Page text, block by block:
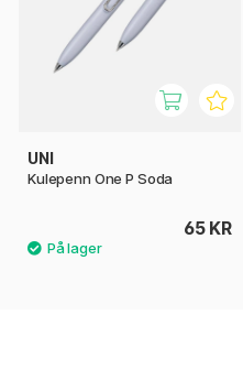
UNI
Kulepenn One P Soda
65 KR